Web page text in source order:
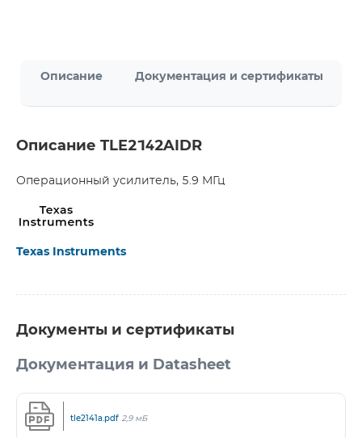
Описание Документация и сертификаты
Описание TLE2142AIDR
Операционный усилитель, 5.9 МГц
Texas Instruments
Документы и сертификаты
Документация и Datasheet
tle2141a.pdf 2,9 мБ